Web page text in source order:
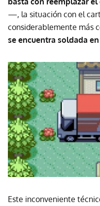
—, la situación con el
considerablemente más
se encuentra soldada
Este inconveniente